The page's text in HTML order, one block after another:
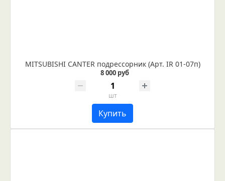
MITSUBISHI CANTER подрессорник (Арт. IR 01-07п)
8 000 руб
шт
Купить